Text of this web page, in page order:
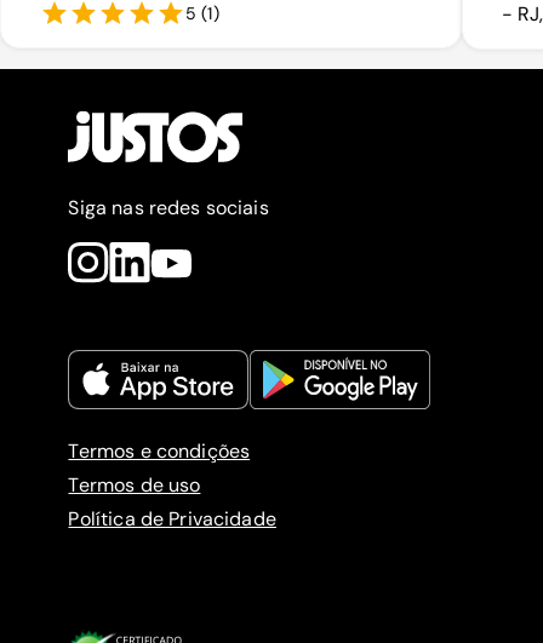
5 (1)
-
Siga nas redes sociais
Termos e condições
Termos de uso
Política de Privacidade